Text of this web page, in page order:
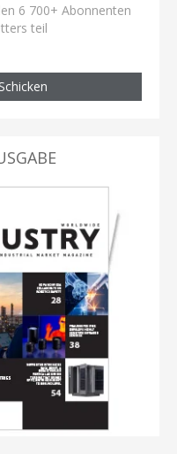
6 700+ Abonnenten
teil
Schicken